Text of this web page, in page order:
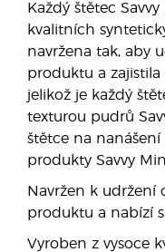
Každý štětec
kvalitních
navržena tak, aby
produktu a
jelikož je každý
texturou pudrů
štětce na
produkty Savvy
Navržen k
produktu a nabízí
Vyroben z vysoce